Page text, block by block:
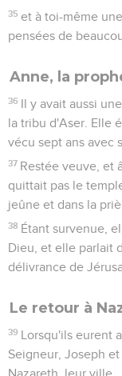
35 et à toi-même
pensées de
Anne, la
36 Il y avait aussi
la tribu d'Aser. Elle
vécu sept ans avec
37 Restée veuve, et
quittait pas le
jeûne et dans la
38 Étant survenue,
Dieu, et elle parlait
délivrance de
Le retour à
39 Lorsqu'ils eurent
Seigneur, Joseph
Nazareth, leur ville.